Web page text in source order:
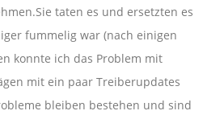
taten es und ersetzten es
fummelig war (nach einigen
konnte ich das Problem mit
mit ein paar Treiberupdates
bleiben bestehen und sind